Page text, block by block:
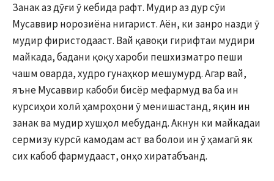
Занак аз дӯғи ӯ кебида рафт. Мудир аз дур сӯи
Мусаввир норозиёна нигарист. Аён, ки занро назди ӯ
мудир фиристодааст. Вай қавоқи гирифтаи мудири
майкада, бадани қоқу хароби пешхизматро пеши
чашм оварда, худро гунаҳкор мешумурд. Агар вай,
яъне Мусаввир кабоби бисёр мефармуд ва ба ин
курсиҳои холӣ ҳамроҳони ӯ менишастанд, яқин ин
занак ва мудир хушҳол мебуданд. Акнун ки майкадаи
сермизу курсӣ камодам аст ва болои ин ӯ ҳамагӣ як
сих кабоб фармудааст, онҳо хиратабъанд.